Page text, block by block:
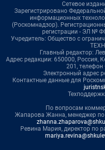
Сетевое
Зарегистрировано
информационных
(Роскомнадзор).
регистрации - ЭЛ №
Учредитель: Общество с
Главный редактор:
Адрес редакции: 650000, Россия,
201, телефон
Электронный адрес
Контактные данные для
По вопросам
Жапарова Жанна, менеджер
Ревина Мария, директор по